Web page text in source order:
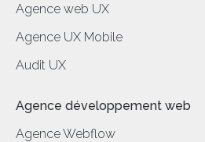
Agence web UX
Agence UX Mobile
Audit UX
Agence développement web
Agence Webflow